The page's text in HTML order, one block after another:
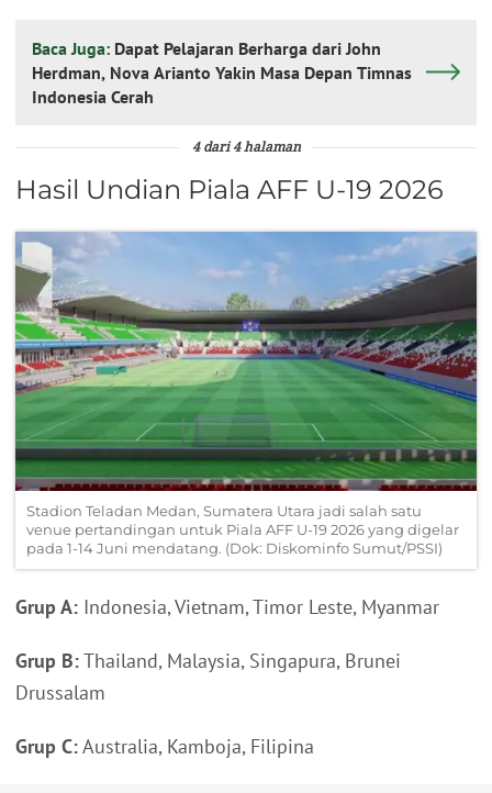
Baca Juga: Dapat Pelajaran Berharga dari John
Herdman, Nova Arianto Yakin Masa Depan Timnas
Indonesia Cerah
4 dari 4 halaman
Hasil Undian Piala AFF U-19 2026
Stadion Teladan Medan, Sumatera Utara jadi salah satu
venue pertandingan untuk Piala AFF U-19 2026 yang digelar
pada 1-14 Juni mendatang. (Dok: Diskominfo Sumut/PSSI)
Grup A: Indonesia, Vietnam, Timor Leste, Myanmar
Grup B:Thailand, Malaysia, Singapura, Brunei
Drussalam
Grup C:Australia, Kamboja, Filipina